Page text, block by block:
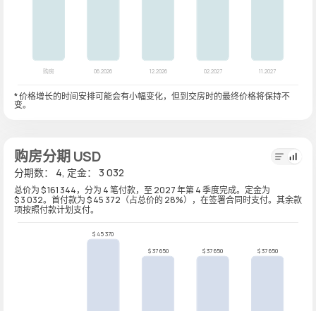
* 价格增长的时间安排可能会有小幅变化，但到交房时的最终价格将保持不
变。
购房分期 USD
分期数： 4, 定金： 3 032
总价为 $ 161 344，分为 4 笔付款，至 2027 年第 4 季度完成。定金为
$ 3 032。首付款为 $ 45 372（占总价的 28%），在签署合同时支付。其余款
项按照付款计划支付。